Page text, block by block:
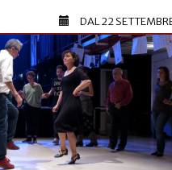
DAL22